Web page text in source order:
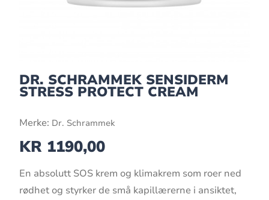
DR. SCHRAMMEK SENSIDERM
STRESS PROTECT CREAM
Merke: Dr. Schrammek
KR 1190,00
En absolutt SOS krem og klimakrem som roer ned
rødhet og styrker de små kapillærerne i ansiktet,